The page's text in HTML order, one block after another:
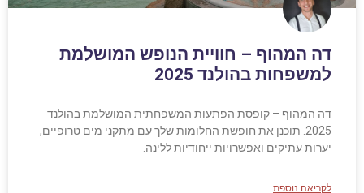
דה המהוף – חוויית הנופש המושלמת
למשפחות בהולנד 2025
דה המהוף – קופסת הפתעות המשפחתית המושלמת בהולנד
2025. תוכנן את חופשת החלומות שלך עם מתקני מים טרופיים,
יערות עתיקים ואפשרויות ייחודיות ללינה.
לקריאה נוספת